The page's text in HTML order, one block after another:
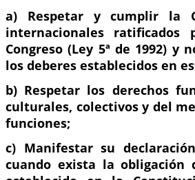
a) Respetar y cumplir la
internacionales ratificados
Congreso (Ley 5ª de 1992)
los deberes establecidos en
b) Respetar los derechos
culturales, colectivos y del
funciones;
c) Manifestar su
cuando exista la obligación